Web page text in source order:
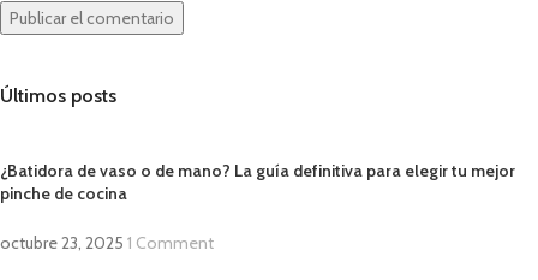
Últimos posts
¿Batidora de vaso o de mano? La guía definitiva para elegir tu mejor
pinche de cocina
octubre 23, 2025 1 Comment